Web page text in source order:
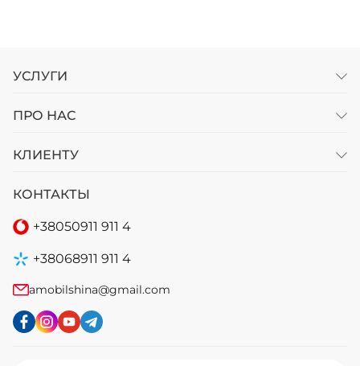
УСЛУГИ
ПРО НАС
КЛИЕНТУ
КОНТАКТЫ
+38050911 911 4
+38068911 911 4
amobilshina@gmail.com